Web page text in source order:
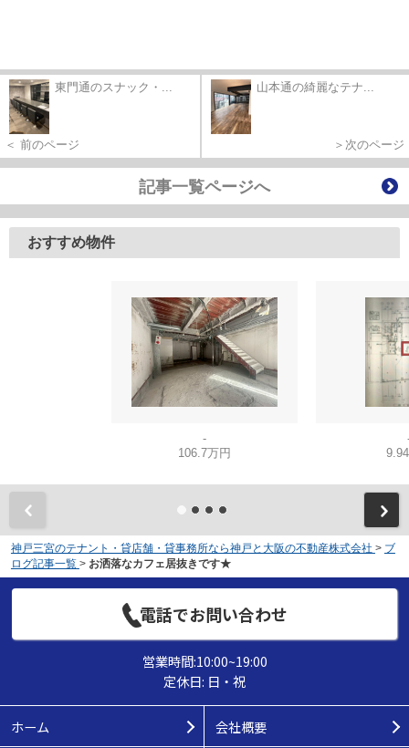
東門通のスナック・...
＜ 前のページ
山本通の綺麗なテナ...
＞次のページ
記事一覧ページへ
おすすめ物件
-
106.7万円
神戸三宮のテナント・貸店舗・貸事務所なら神戸と大阪の不動産株式会社 > ブ
ログ記事一覧 > お洒落なカフェ居抜きです★
電話でお問い合わせ
営業時間:10:00~19:00
定休日: 日・祝
ホーム 会社概要